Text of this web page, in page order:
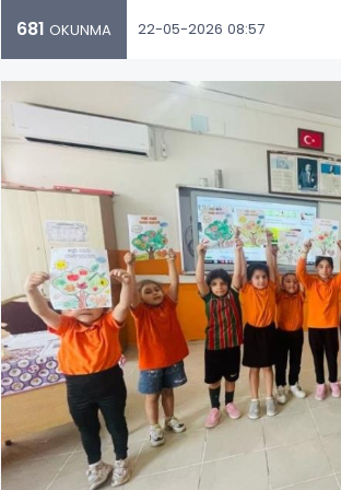
681 OKUNMA 22-05-2026 08:57